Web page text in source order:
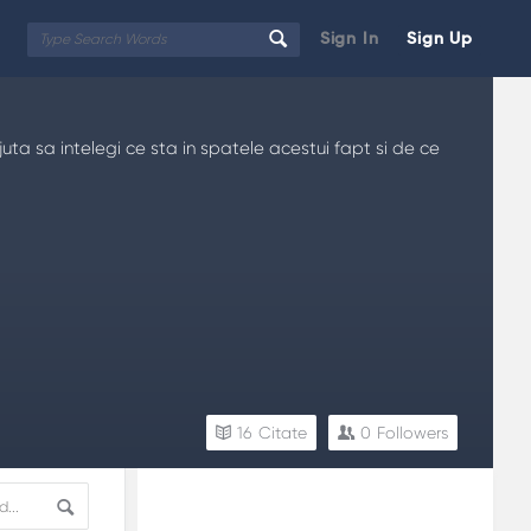
Sign In Sign Up
sa intelegi ce sta in spatele acestui fapt si de ce
0 Followers
16 Citate